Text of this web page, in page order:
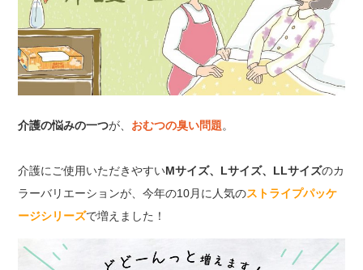
介護の悩みの一つが、 おむつの臭い問題。
介護にご使用いただきやすいMサイズ、Lサイズ、LLサイズのカ
ラーバリエーションが、今年の10月に人気のストライプパッケ
ージシリーズで増えました！